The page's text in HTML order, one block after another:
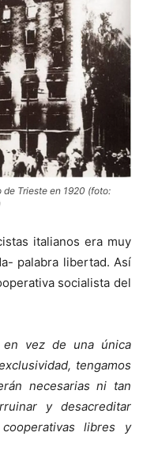
Trieste en 1920 (foto:
italianos era muy
palabra libertad. Así
socialista del
en vez de una única
tengamos
necesarias ni tan
y desacreditar
libres y